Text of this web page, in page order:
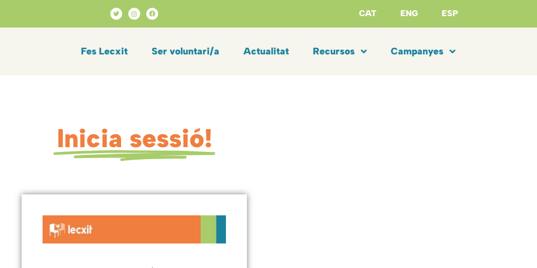
CAT ENG ESP
Fes Lecxit Ser voluntari/a Actualitat Recursos Campanyes
Inicia sessió!